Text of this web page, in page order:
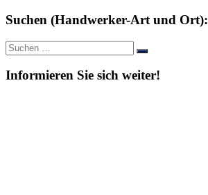
Suchen (Handwerker-Art und Ort):
Suche
nach:
Suchen
Informieren Sie sich weiter!